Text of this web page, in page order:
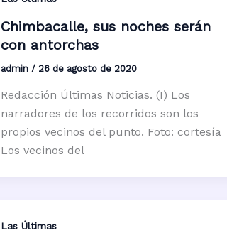
Chimbacalle, sus noches serán
con antorchas
admin / 26 de agosto de 2020
Redacción Últimas Noticias. (I) Los
narradores de los recorridos son los
propios vecinos del punto. Foto: cortesía
Los vecinos del
Las Últimas